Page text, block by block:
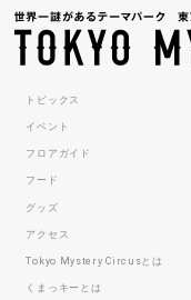
トピックス
イベント
フロアガイド
フード
グッズ
アクセス
Tokyo Mystery Circusとは
くまっキーとは